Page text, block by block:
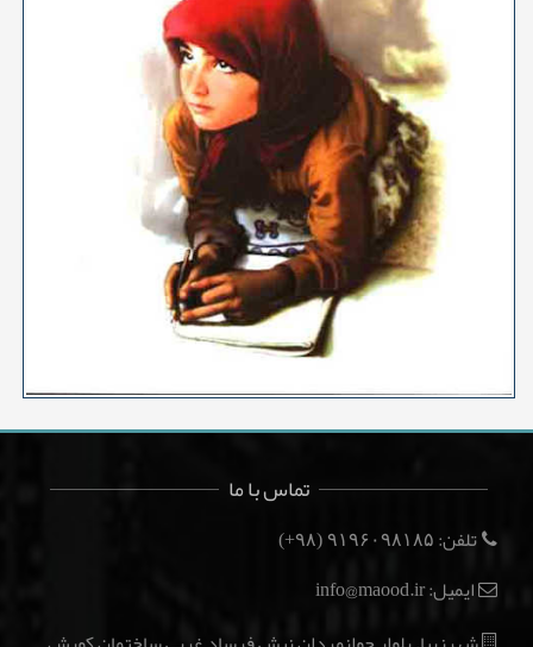
تماس با ما
تلفن: ۹۱۹۶۰۹۸۱۸۵ (۹۸+)
ایمیل: info@maood.ir